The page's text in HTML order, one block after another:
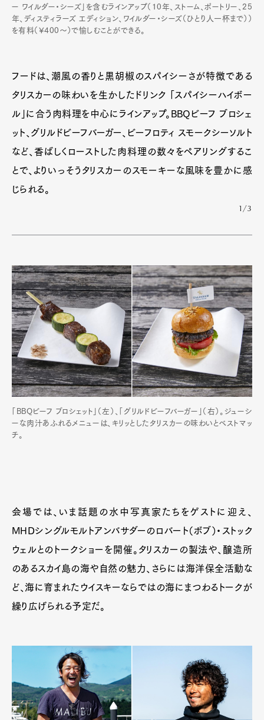
ー ワイルダー・シーズ」を含むラインアップ（10年、ストーム、ポートリー、25
年、ディスティラーズ エディション、ワイルダー・シーズ（ひとり人一杯まで））
を有料（¥400～）で愉しむことができる。
フードは、潮風の香りと黒胡椒のスパイシーさが特徴である
タリスカーの味わいを生かしたドリンク 「スパイシーハイボー
ル」に合う肉料理を中心にラインアップ。BBQビーフ ブロシェ
ット、グリルドビーフバーガー、ビーフロティ スモークシーソルト
など、香ばしくローストした肉料理の数々をペアリングするこ
とで、よりいっそうタリスカーのスモーキーな風味を豊かに感
じられる。
1/3
「BBQビーフ ブロシェット」（左）、「グリルドビーフバーガー」（右）。ジューシ
ーな肉汁あふれるメニューは、キリッとしたタリスカーの味わいとベストマッ
チ。
会場では、いま話題の水中写真家たちをゲストに迎え、
MHDシングルモルトアンバサダーのロバート（ボブ）・ストック
ウェルとのトークショーを開催。タリスカーの製法や、醸造所
のあるスカイ島の海や自然の魅力、さらには海洋保全活動な
ど、海に育まれたウイスキーならではの海にまつわるトークが
繰り広げられる予定だ。